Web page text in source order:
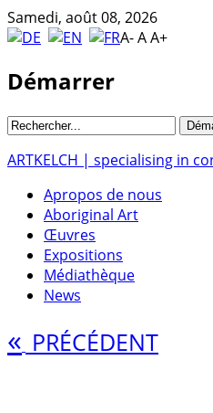
Samedi, août 08, 2026
A-AA+
Démarrer
ARTKELCH | specialising in
Apropos de nous
Aboriginal Art
Œuvres
Expositions
Médiathèque
News
« PRÉCÉDENT